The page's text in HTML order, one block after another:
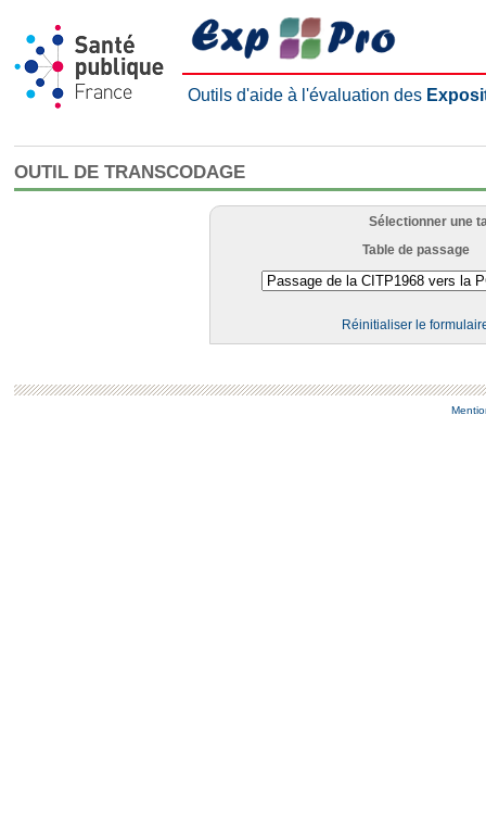
Outils d'aide à l'évaluation des
OUTIL DE TRANSCODAGE
Sélectionner une
Table de passage
Réinitialiser le